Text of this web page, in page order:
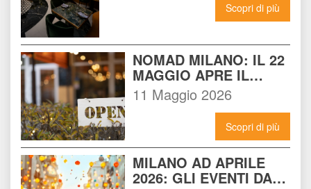
Scopri di più
NOMAD MILANO: IL 22
MAGGIO APRE IL
LOCALE CHE
CAMBIERÀ I VENERDÌ
SERA A MILANO
11 Maggio 2026
Scopri di più
MILANO AD APRILE
2026: GLI EVENTI DA